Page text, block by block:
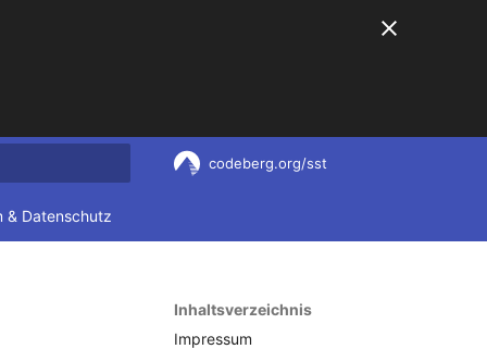
codeberg.org/sst
& Datenschutz
Inhaltsverzeichnis
Impressum